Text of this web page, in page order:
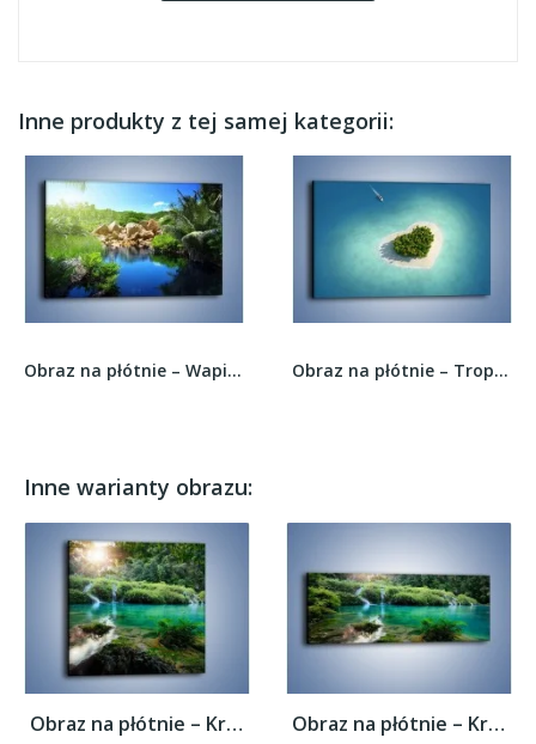
Inne produkty z tej samej kategorii:
Obraz na płótnie – Wapienne skałki na wodzie –... Obraz na płótnie – Tropikalna wyspa miłości –...
Inne warianty obrazu:
Obraz na płótnie – Kryształowo czysta woda... Obraz na płótnie – Kryształowo czysta woda...